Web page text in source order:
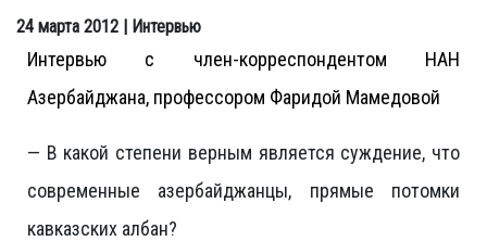
24 марта 2012 | Интервью
Интервью с член-корреспондентом НАН
Азербайджана, профессором Фаридой Мамедовой
— В какой степени верным является суждение, что
современные азербайджанцы, прямые потомки
кавказских албан?